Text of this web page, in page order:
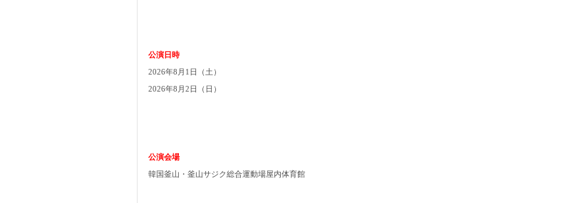
公演日時
2026年8月1日（土）
2026年8月2日（日）
公演会場
韓国釜山・釜山サジク総合運動場屋内体育館